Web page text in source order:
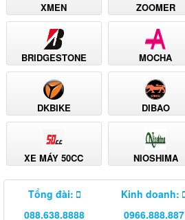
XMEN ZOOMER
BRIDGESTONE MOCHA
DKBIKE DIBAO
XE MÁY 50CC NIOSHIMA
Tổng đài:
088.638.8888
Kinh doanh:
0966.888.887